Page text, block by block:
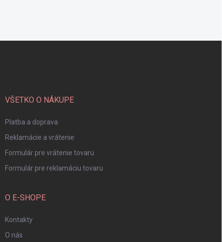
VŠETKO O NÁKUPE
Platba a doprava
Reklamácie a vrátenie
Formulár pre vrátenie tovaru
Formulár pre reklamáciu tovaru
O E-SHOPE
Kontakty
O nás